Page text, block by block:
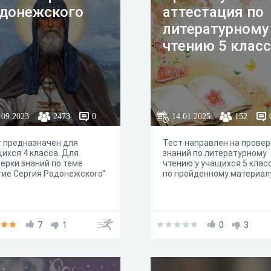
2473 0
предназначен для
4 класса. Для
знаний по теме
Сергия Радонежского"
7 1
аттестация по
литературному
чтению 5 класс
14.01.2025 152
Тест направлен на
знаний по литературному
чтению у учащихся 5
по пройденному
0 3